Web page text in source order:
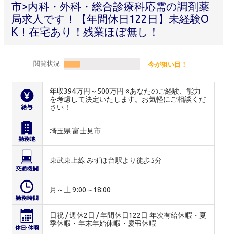
市>内科・外科・総合診療科応需の調剤薬
局求人です！【年間休日122日】未経験O
K！在宅あり！残業ほぼ無し！
閲覧状況 今が狙い目！
年収394万円～500万円 ※あなたのご経験、能力
を考慮して決定いたします。お気軽にご相談くだ
さい！
埼玉県 富士見市
東武東上線 みずほ台駅より徒歩5分
月～土 9:00～18:00
日祝 / 週休2日 / 年間休日122日 年次有給休暇・夏
季休暇・年末年始休暇・慶弔休暇